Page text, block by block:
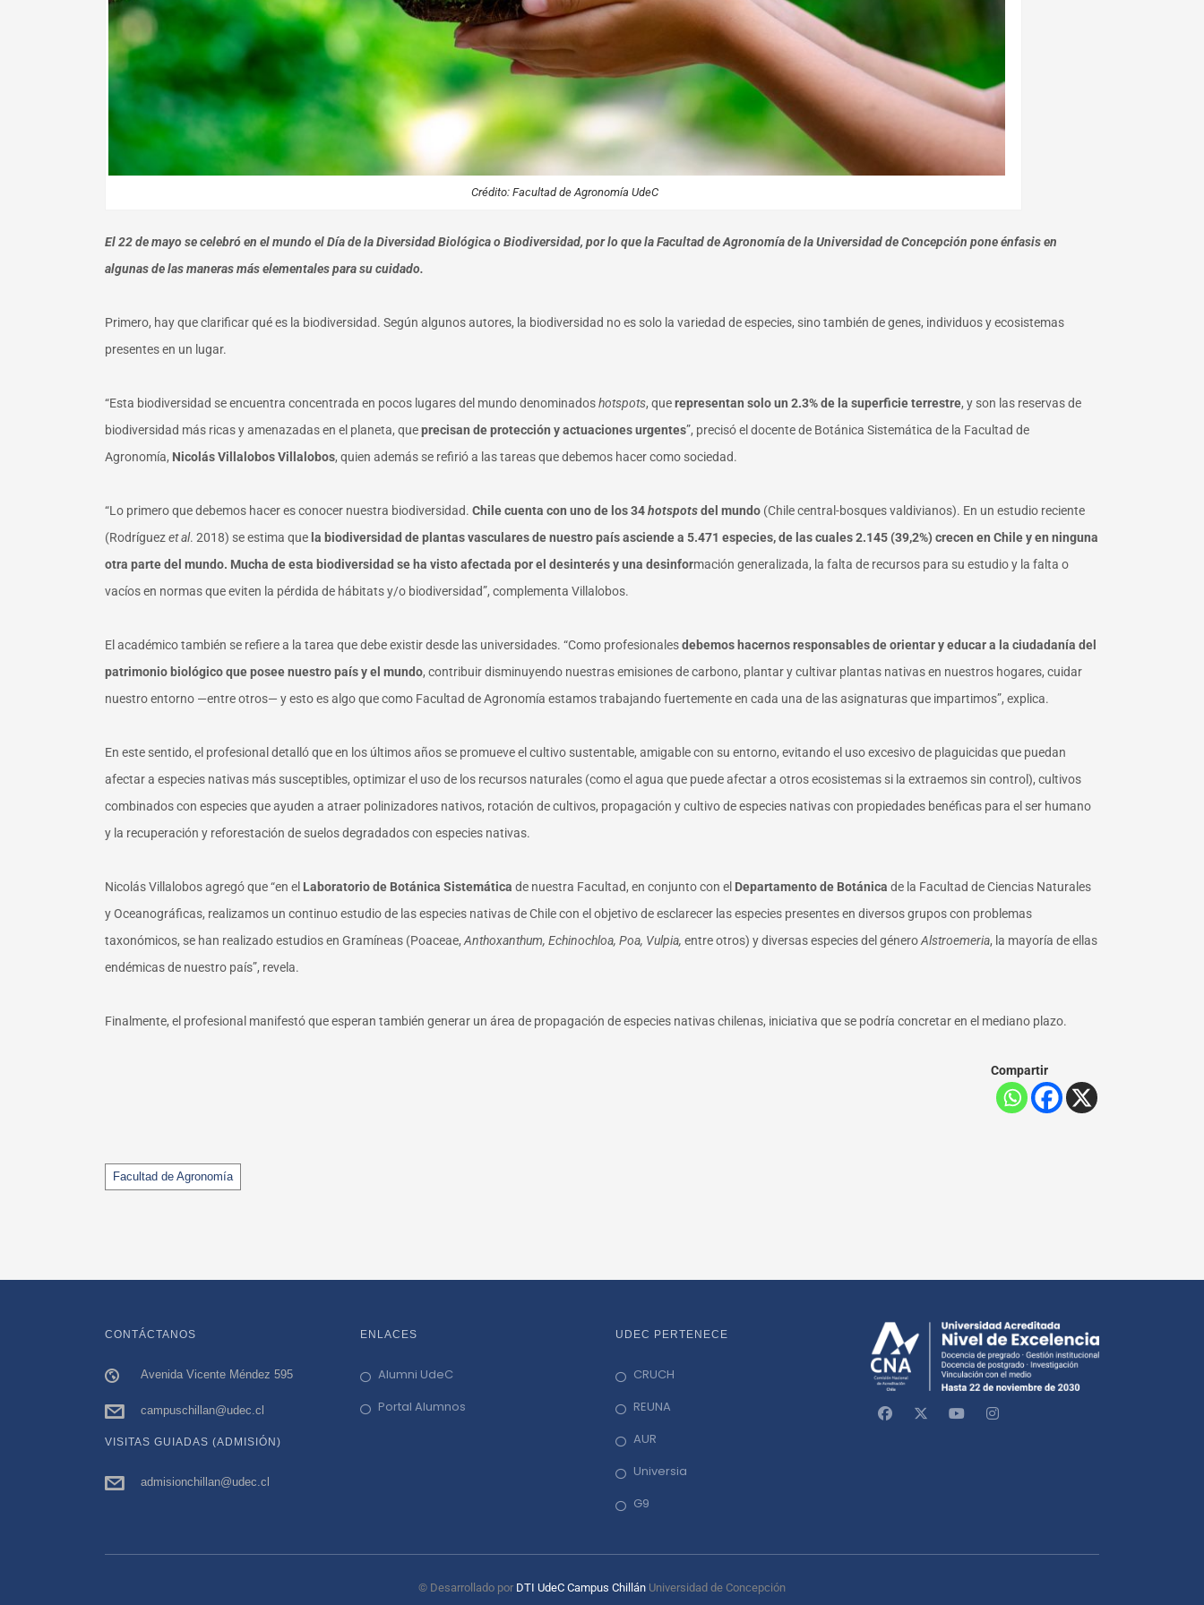
Crédito: Facultad de Agronomía UdeC
El 22 de mayo se celebró en el mundo el Día de la Diversidad Biológica o Biodiversidad, por lo que la Facultad de Agronomía de la Universidad de Concepción pone énfasis en
algunas de las maneras más elementales para su cuidado.
Primero, hay que clarificar qué es la biodiversidad. Según algunos autores, la biodiversidad no es solo la variedad de especies, sino también de genes, individuos y ecosistemas
presentes en un lugar.
“Esta biodiversidad se encuentra concentrada en pocos lugares del mundo denominadoshotspots, querepresentan solo un 2.3% de la superficie terrestre, y son las reservas de
biodiversidad más ricas y amenazadas en el planeta, queprecisan de protección y actuaciones urgentes”, precisó el docente de Botánica Sistemática de la Facultad de
Agronomía, Nicolás Villalobos Villalobos, quien además se refirió a las tareas que debemos hacer como sociedad.
“Lo primero que debemos hacer es conocer nuestra biodiversidad. Chile cuenta con uno de los 34hotspotsdel mundo (Chile central-bosques valdivianos). En un estudio reciente
(Rodríguezet al. 2018) se estima que la biodiversidad de plantas vasculares de nuestro país asciende a 5.471 especies, de las cuales 2.145 (39,2%) crecen en Chile y en ninguna
otra parte del mundo. Mucha de esta biodiversidad se ha visto afectada por el desinterés y una desinformación generalizada, la falta de recursos para su estudio y la falta o
vacíos en normas que eviten la pérdida de hábitats y/o biodiversidad”, complementa Villalobos.
El académico también se refiere a la tarea que debe existir desde las universidades. “Como profesionalesdebemos hacernos responsables de orientar y educar a la ciudadanía del
patrimonio biológico que posee nuestro país y el mundo, contribuir disminuyendo nuestras emisiones de carbono, plantar y cultivar plantas nativas en nuestros hogares, cuidar
nuestro entorno —entre otros— y esto es algo que como Facultad de Agronomía estamos trabajando fuertemente en cada una de las asignaturas que impartimos”, explica.
En este sentido, el profesional detalló que en los últimos años se promueve el cultivo sustentable, amigable con su entorno, evitando el uso excesivo de plaguicidas que puedan
afectar a especies nativas más susceptibles, optimizar el uso de los recursos naturales (como el agua que puede afectar a otros ecosistemas si la extraemos sin control), cultivos
combinados con especies que ayuden a atraer polinizadores nativos, rotación de cultivos, propagación y cultivo de especies nativas con propiedades benéficas para el ser humano
y la recuperación y reforestación de suelos degradados con especies nativas.
Nicolás Villalobos agregó que “en el Laboratorio de Botánica Sistemática de nuestra Facultad, en conjunto con el Departamento de Botánica de la Facultad de Ciencias Naturales
y Oceanográficas, realizamos un continuo estudio de las especies nativas de Chile con el objetivo de esclarecer las especies presentes en diversos grupos con problemas
taxonómicos, se han realizado estudios en Gramíneas (Poaceae, Anthoxanthum, Echinochloa, Poa, Vulpia, entre otros) y diversas especies del géneroAlstroemeria, la mayoría de ellas
endémicas de nuestro país”, revela.
Finalmente, el profesional manifestó que esperan también generar un área de propagación de especies nativas chilenas, iniciativa que se podría concretar en el mediano plazo.
Compartir
Tags
Facultad de Agronomía
CONTÁCTANOS
Avenida Vicente Méndez 595
campuschillan@udec.cl
VISITAS GUIADAS (ADMISIÓN)
admisionchillan@udec.cl
ENLACES
Alumni UdeC
Portal Alumnos
UDEC PERTENECE
CRUCH
REUNA
AUR
Universia
G9
© Desarrollado por DTI UdeC Campus Chillán Universidad de Concepción